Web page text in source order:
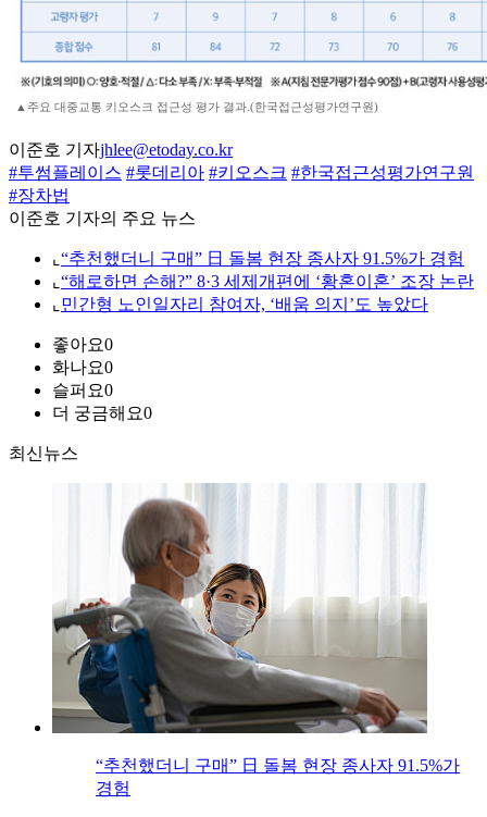
▲주요 대중교통 키오스크 접근성 평가 결과.(한국접근성평가연구원)
이준호 기자jhlee@etoday.co.kr
#투썸플레이스 #롯데리아 #키오스크 #한국접근성평가연구원
#장차법
이준호 기자의 주요 뉴스
⌞ “추천했더니 구매” 日 돌봄 현장 종사자 91.5%가 경험
⌞ “해로하면 손해?” 8·3 세제개편에 ‘황혼이혼’ 조장 논란
⌞ 민간형 노인일자리 참여자, ‘배움 의지’도 높았다
좋아요0
화나요0
슬퍼요0
더 궁금해요0
최신뉴스
“추천했더니 구매” 日 돌봄 현장 종사자 91.5%가
경험